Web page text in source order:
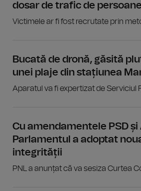
dosar de trafic de
Victimele ar fi fost recrutate prin
Bucată de dronă, găsită
unei plaje din stațiunea
Aparatul va fi expertizat de Serviciul
Cu amendamentele PSD și
Parlamentul a adoptat
integrității
PNL a anunțat că va sesiza Curtea